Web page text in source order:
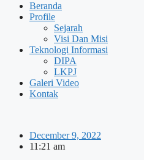
Beranda
Profile
Sejarah
Visi Dan Misi
Teknologi Informasi
DIPA
LKPJ
Galeri Video
Kontak
December 9, 2022
11:21 am